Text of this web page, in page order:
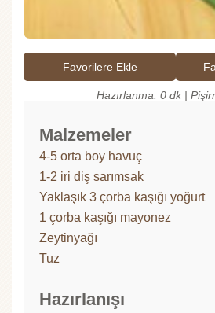
Favorilere Ekle
Hazırlanma: 0 dk |
Malzemeler
4-5 orta boy havuç
1-2 iri diş sarımsak
Yaklaşık 3 çorba kaşığı yoğurt
1 çorba kaşığı mayonez
Zeytinyağı
Tuz
Hazırlanışı